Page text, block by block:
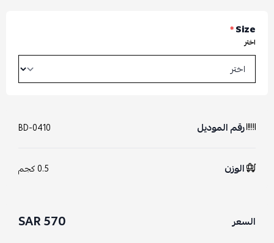
Size
*
اختر
رقم الموديل BD-0410
الوزن 0.5 كجم
السعر 570 SAR